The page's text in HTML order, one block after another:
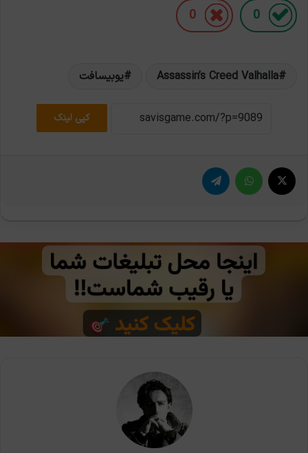
0
0
Assassin’s Creed Valhalla یوبیسافت
کپی لینک